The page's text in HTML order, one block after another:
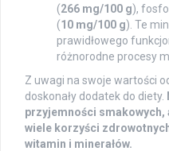
(266 mg/100 g),
(10 mg/100 g). Te
prawidłowego
różnorodne procesy
Z uwagi na swoje wartości
doskonały dodatek do diety.
przyjemności smakowych,
wiele korzyści
witamin i minerałów.